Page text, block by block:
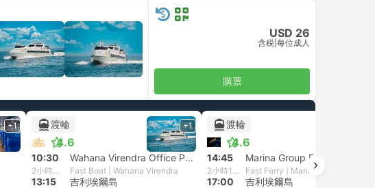
USD 26
含税 每位成人
購票
+1 渡輪
4.6
+1
10:30 Wahana Virendra Office Penida, 珀尼達島
2小時45分鐘 Fast Boat | Wahana Virendra
13:15 吉利埃爾島
渡輪
4.6
14:45
2小時15分鐘 Fast Ferry | Marina Group
17:00 吉利埃爾島